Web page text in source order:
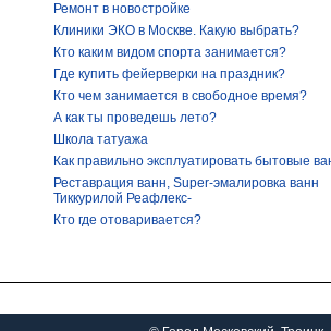
Ремонт в новостройке
Клиники ЭКО в Москве. Какую выбрать?
Кто каким видом спорта занимается?
Где купить фейерверки на праздник?
Кто чем занимается в свободное время?
А как ты проведешь лето?
Школа татуажа
Как правильно эксплуатировать бытовые
Реставрация ванн, Super-эмалировка ванн
Тиккурилой Реафлекс-
Кто где отоваривается?